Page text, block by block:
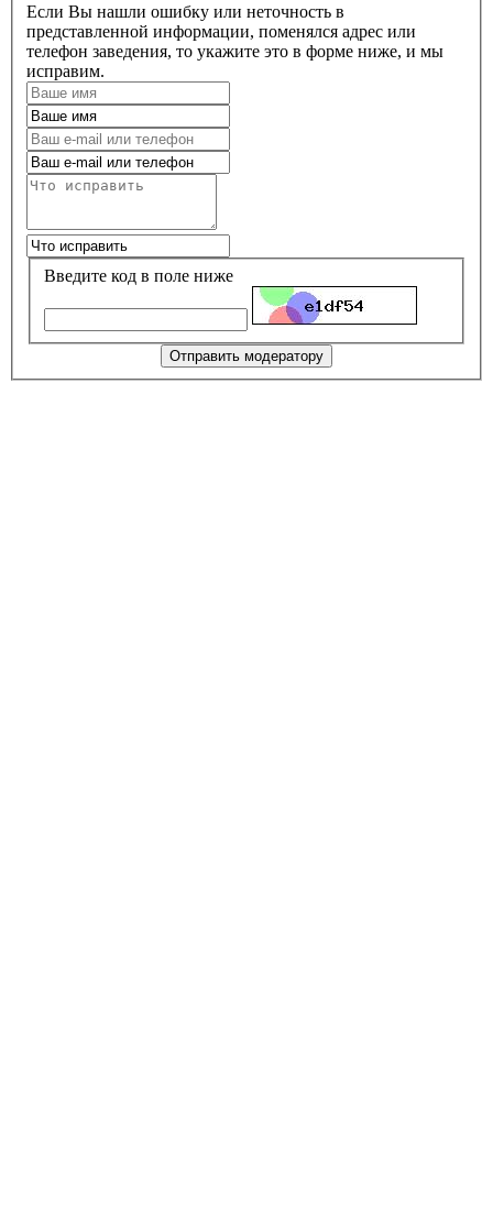
Если Вы нашли ошибку или неточность в
представленной информации, поменялся адрес или
телефон заведения, то укажите это в форме ниже, и мы
исправим.
Введите код в поле ниже
Отправить модератору